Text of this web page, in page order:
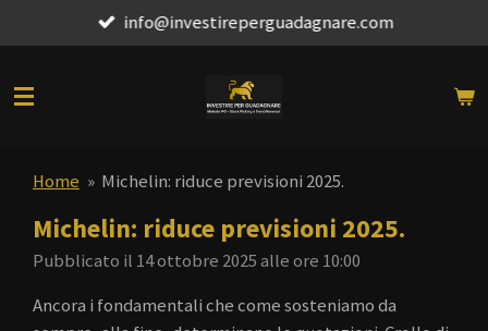
al
principale
info@investireperguadagnare.com
Home » Michelin: riduce previsioni 2025.
Michelin: riduce previsioni 2025.
Pubblicato il 14 ottobre 2025 alle ore 10:00
Ancora i fondamentali che come sosteniamo da